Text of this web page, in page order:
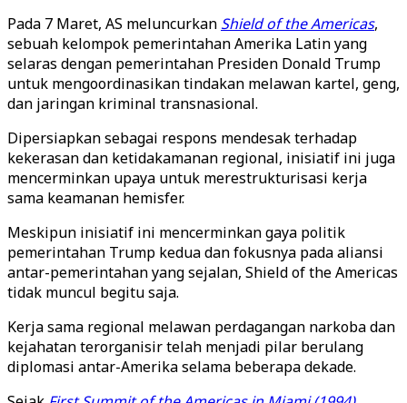
Pada 7 Maret, AS meluncurkan Shield of the Americas,
sebuah kelompok pemerintahan Amerika Latin yang
selaras dengan pemerintahan Presiden Donald Trump
untuk mengoordinasikan tindakan melawan kartel, geng,
dan jaringan kriminal transnasional.
Dipersiapkan sebagai respons mendesak terhadap
kekerasan dan ketidakamanan regional, inisiatif ini juga
mencerminkan upaya untuk merestrukturisasi kerja
sama keamanan hemisfer.
Meskipun inisiatif ini mencerminkan gaya politik
pemerintahan Trump kedua dan fokusnya pada aliansi
antar-pemerintahan yang sejalan, Shield of the Americas
tidak muncul begitu saja.
Kerja sama regional melawan perdagangan narkoba dan
kejahatan terorganisir telah menjadi pilar berulang
diplomasi antar-Amerika selama beberapa dekade.